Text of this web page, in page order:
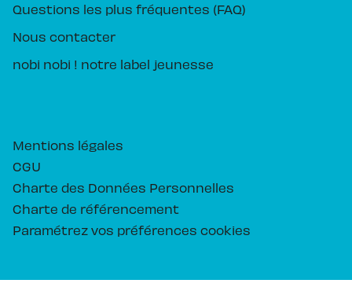
Questions les plus fréquentes (FAQ)
Nous contacter
nobi nobi ! notre label jeunesse
Mentions légales
CGU
Charte des Données Personnelles
Charte de référencement
Paramétrez vos préférences cookies